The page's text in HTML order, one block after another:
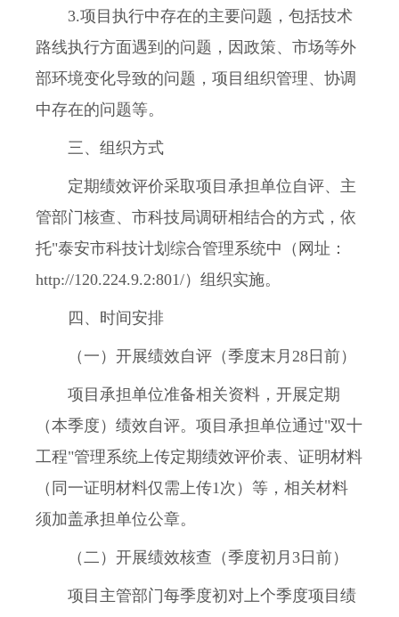
3.项目执行中存在的主要问题，包括技术
路线执行方面遇到的问题，因政策、市场等外
部环境变化导致的问题，项目组织管理、协调
中存在的问题等。
三、组织方式
定期绩效评价采取项目承担单位自评、主
管部门核查、市科技局调研相结合的方式，依
托"泰安市科技计划综合管理系统中（网址：
http://120.224.9.2:801/）组织实施。
四、时间安排
（一）开展绩效自评（季度末月28日前）
项目承担单位准备相关资料，开展定期
（本季度）绩效自评。项目承担单位通过"双十
工程"管理系统上传定期绩效评价表、证明材料
（同一证明材料仅需上传1次）等，相关材料
须加盖承担单位公章。
（二）开展绩效核查（季度初月3日前）
项目主管部门每季度初对上个季度项目绩